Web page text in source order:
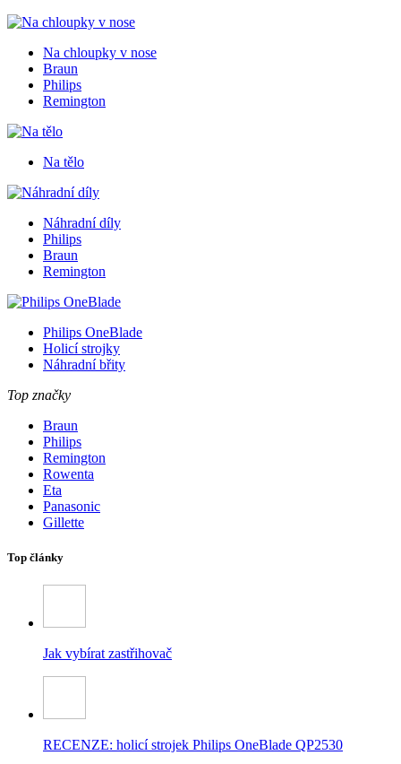
Na chloupky v nose
Braun
Philips
Remington
Na tělo
Náhradní díly
Philips
Braun
Remington
Philips OneBlade
Holicí strojky
Náhradní břity
Top značky
Braun
Philips
Remington
Rowenta
Eta
Panasonic
Gillette
Top články
Jak vybírat zastřihovač
RECENZE: holicí strojek Philips OneBlade QP2530